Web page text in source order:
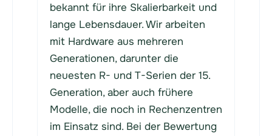
bekannt für ihre Skalierbarkeit und
lange Lebensdauer. Wir arbeiten
mit Hardware aus mehreren
Generationen, darunter die
neuesten R- und T-Serien der 15.
Generation, aber auch frühere
Modelle, die noch in Rechenzentren
im Einsatz sind. Bei der Bewertung